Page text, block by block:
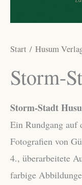
Start / Husum
Storm-
Storm-Stadt
Ein Rundgang auf
Fotografien von
4., überarbeitete
farbige